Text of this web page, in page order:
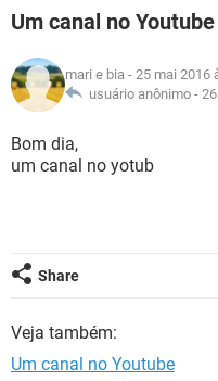
INSTAGRAM
GUIA DE COMPRAS
INSTAGRAM
GUIA DE COMPRAS
JOGOS
CELULAR
OUTLOOK
INSTAGRAM
GUIA DE COMPRAS
JOGOS
CELULAR
OUTLOOK
GLOSSÁRIO
JOGOS
CELULAR
GUIA DE COMPRAS
Um canal no Youtube
mari e bia - 25 mai 2016
usuário anônimo -
Bom dia,
um canal no yotub
Share
Veja também:
Um canal no Youtube